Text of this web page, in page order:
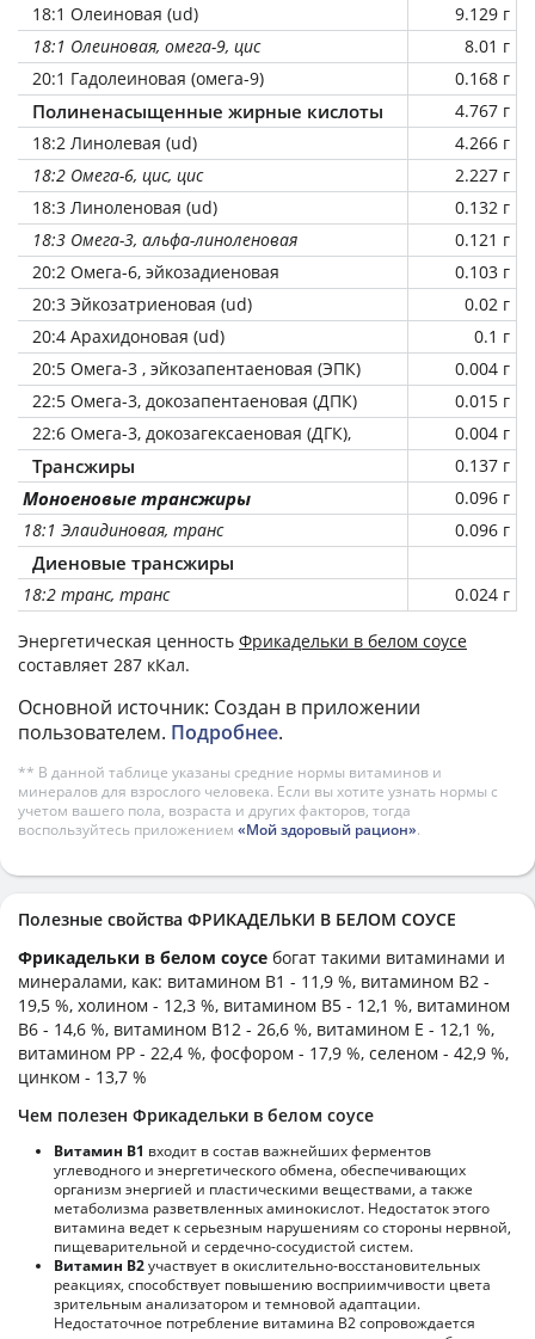
18:1 Олеиновая (ud)
9.129 г
18:1 Олеиновая, омега-9, цис
8.01 г
20:1 Гадолеиновая (омега-9)
0.168 г
Полиненасыщенные жирные кислоты
4.767 г
18:2 Линолевая (ud)
4.266 г
18:2 Омега-6, цис, цис
2.227 г
18:3 Линоленовая (ud)
0.132 г
18:3 Омега-3, альфа-линоленовая
0.121 г
20:2 Омега-6, эйкозадиеновая
0.103 г
20:3 Эйкозатриеновая (ud)
0.02 г
20:4 Арахидоновая (ud)
0.1 г
20:5 Омега-3 , эйкозапентаеновая (ЭПК)
0.004 г
22:5 Омега-3, докозапентаеновая (ДПК)
0.015 г
22:6 Омега-3, докозагексаеновая (ДГК),
0.004 г
Трансжиры 0.137 г
Моноеновые трансжиры
0.096 г
18:1 Элаидиновая, транс
0.096 г
Диеновые трансжиры
18:2 транс, транс 0.024 г
Энергетическая ценность Фрикадельки в белом соусе
составляет 287 кКал.
Основной источник: Создан в приложении
пользователем. Подробнее.
** В данной таблице указаны средние нормы витаминов и
минералов для взрослого человека. Если вы хотите узнать нормы с
учетом вашего пола, возраста и других факторов, тогда
воспользуйтесь приложением «Мой здоровый рацион».
Полезные свойства ФРИКАДЕЛЬКИ В БЕЛОМ СОУСЕ
Фрикадельки в белом соусе богат такими витаминами и
минералами, как: витамином B1 - 11,9 %, витамином B2 -
19,5 %, холином - 12,3 %, витамином B5 - 12,1 %, витамином
B6 - 14,6 %, витамином B12 - 26,6 %, витамином E - 12,1 %,
витамином PP - 22,4 %, фосфором - 17,9 %, селеном - 42,9 %,
цинком - 13,7 %
Чем полезен Фрикадельки в белом соусе
Витамин В1 входит в состав важнейших ферментов
углеводного и энергетического обмена, обеспечивающих
организм энергией и пластическими веществами, а также
метаболизма разветвленных аминокислот. Недостаток этого
витамина ведет к серьезным нарушениям со стороны нервной,
пищеварительной и сердечно-сосудистой систем.
Витамин В2участвует в окислительно-восстановительных
реакциях, способствует повышению восприимчивости цвета
зрительным анализатором и темновой адаптации.
Недостаточное потребление витамина В2 сопровождается